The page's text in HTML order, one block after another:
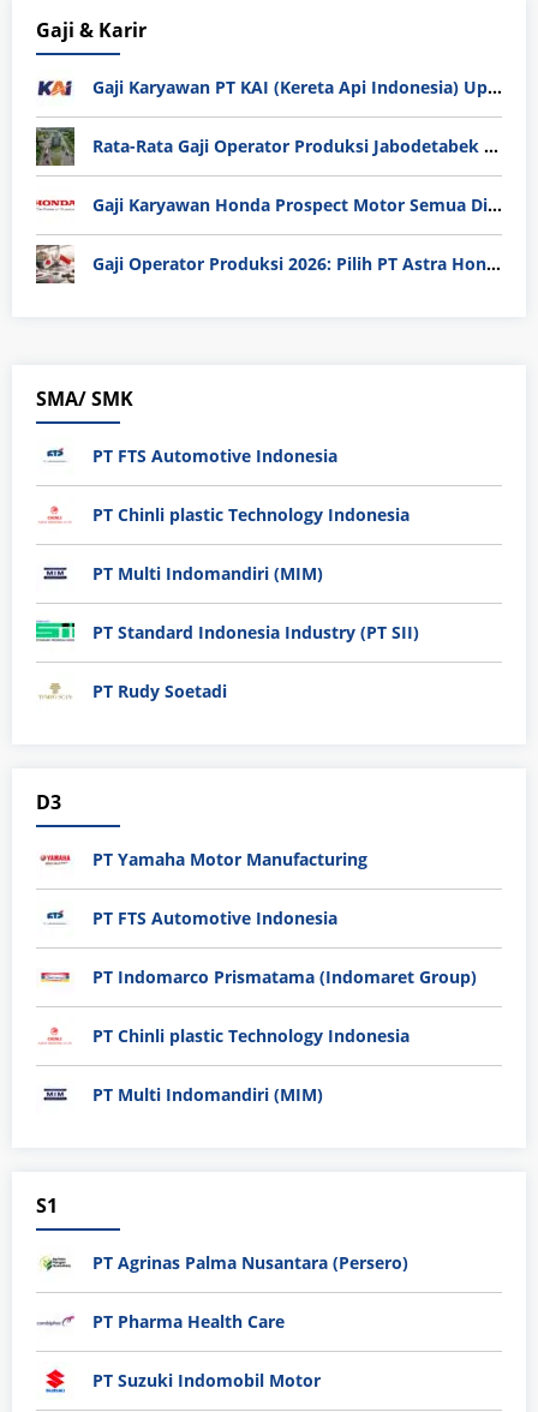
Gaji & Karir
Gaji Karyawan PT KAI (Kereta Api Indonesia) Update 2025
Rata-Rata Gaji Operator Produksi Jabodetabek 2025: Bedah Tuntas UMK, Lemburan, dan Realita Hidup Buruh
Gaji Karyawan Honda Prospect Motor Semua Divisi
Gaji Operator Produksi 2026: Pilih PT Astra Honda Motor (AHM) atau Manufaktur di Jepang?
SMA/ SMK
PT FTS Automotive Indonesia
PT Chinli plastic Technology Indonesia
PT Multi Indomandiri (MIM)
PT Standard Indonesia Industry (PT SII)
PT Rudy Soetadi
D3
PT Yamaha Motor Manufacturing
PT FTS Automotive Indonesia
PT Indomarco Prismatama (Indomaret Group)
PT Chinli plastic Technology Indonesia
PT Multi Indomandiri (MIM)
S1
PT Agrinas Palma Nusantara (Persero)
PT Pharma Health Care
PT Suzuki Indomobil Motor